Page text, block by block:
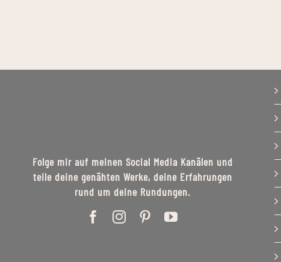
Folge mir auf meinen Social Media Kanälen und
teile deine genähten Werke, deine Erfahrungen
rund um deine Rundungen.